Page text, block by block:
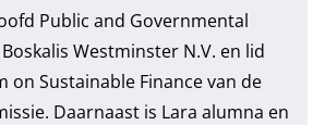
Public and Governmental
Westminster N.V. en lid
on Sustainable Finance van de
Daarnaast is Lara alumna en